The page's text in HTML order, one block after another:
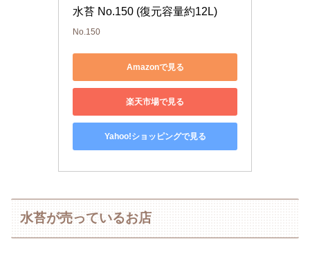
水苔 No.150 (復元容量約12L)
No.150
Amazonで見る
楽天市場で見る
Yahoo!ショッピングで見る
水苔が売っているお店